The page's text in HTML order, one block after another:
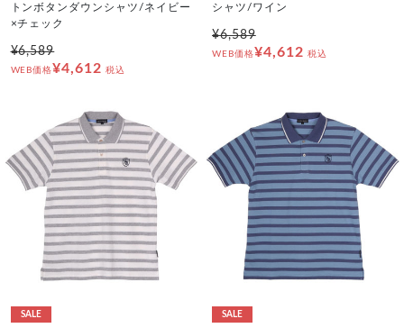
トンボタンダウンシャツ/ネイビー
×チェック
¥6,589
WEB価格¥4,612 税込
シャツ/ワイン
¥6,589
WEB価格¥4,612 税込
SALE SALE